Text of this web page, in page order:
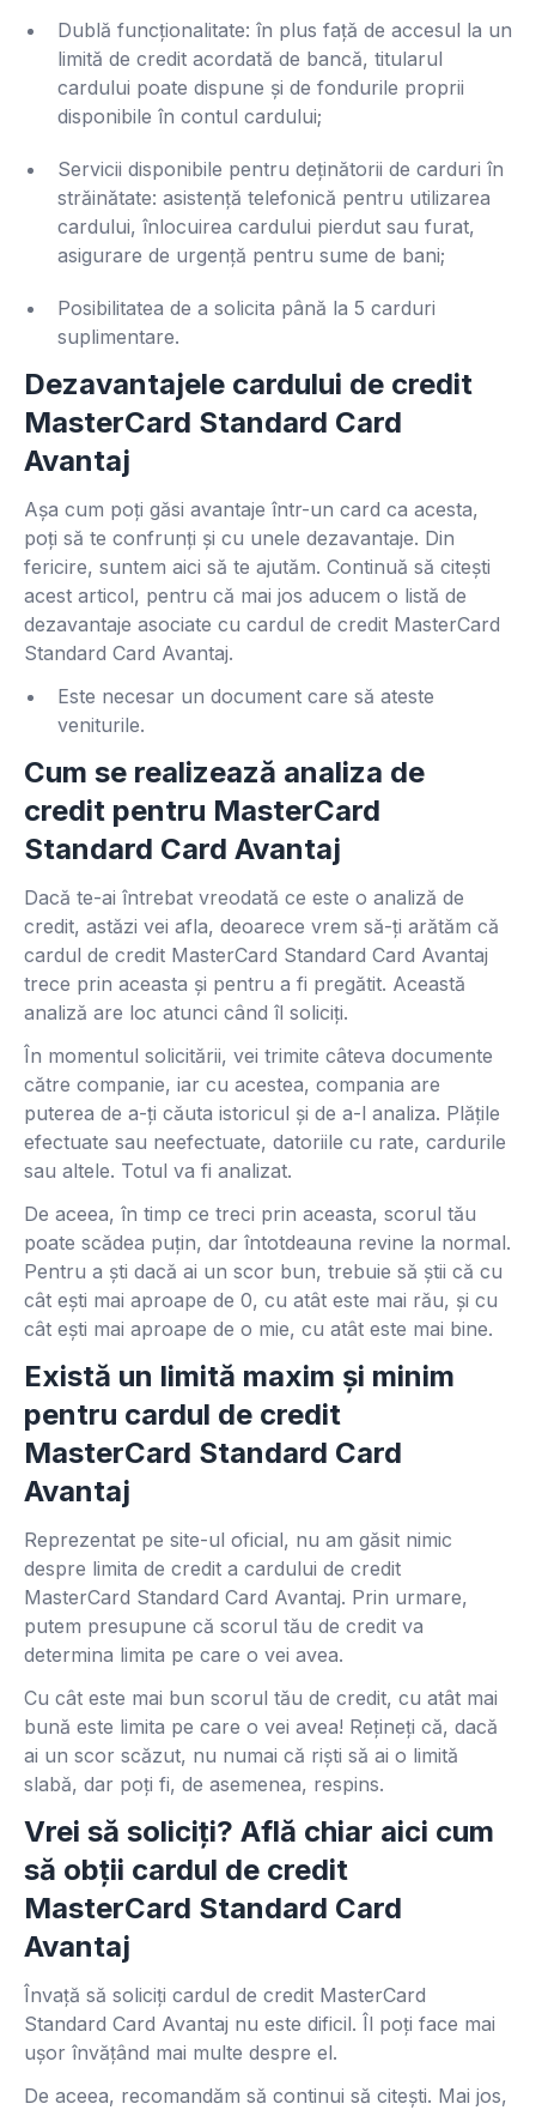
Dublă funcționalitate: în plus față de accesul la un
limită de credit acordată de bancă, titularul
cardului poate dispune și de fondurile proprii
disponibile în contul cardului;
Servicii disponibile pentru deținătorii de carduri în
străinătate: asistență telefonică pentru utilizarea
cardului, înlocuirea cardului pierdut sau furat,
asigurare de urgență pentru sume de bani;
Posibilitatea de a solicita până la 5 carduri
suplimentare.
Dezavantajele cardului de credit
MasterCard Standard Card
Avantaj
Așa cum poți găsi avantaje într-un card ca acesta,
poți să te confrunți și cu unele dezavantaje. Din
fericire, suntem aici să te ajutăm. Continuă să citești
acest articol, pentru că mai jos aducem o listă de
dezavantaje asociate cu cardul de credit MasterCard
Standard Card Avantaj.
Este necesar un document care să ateste
veniturile.
Cum se realizează analiza de
credit pentru MasterCard
Standard Card Avantaj
Dacă te-ai întrebat vreodată ce este o analiză de
credit, astăzi vei afla, deoarece vrem să-ți arătăm că
cardul de credit MasterCard Standard Card Avantaj
trece prin aceasta și pentru a fi pregătit. Această
analiză are loc atunci când îl soliciți.
În momentul solicitării, vei trimite câteva documente
către companie, iar cu acestea, compania are
puterea de a-ți căuta istoricul și de a-l analiza. Plățile
efectuate sau neefectuate, datoriile cu rate, cardurile
sau altele. Totul va fi analizat.
De aceea, în timp ce treci prin aceasta, scorul tău
poate scădea puțin, dar întotdeauna revine la normal.
Pentru a ști dacă ai un scor bun, trebuie să știi că cu
cât ești mai aproape de 0, cu atât este mai rău, și cu
cât ești mai aproape de o mie, cu atât este mai bine.
Există un limită maxim și minim
pentru cardul de credit
MasterCard Standard Card
Avantaj
Reprezentat pe site-ul oficial, nu am găsit nimic
despre limita de credit a cardului de credit
MasterCard Standard Card Avantaj. Prin urmare,
putem presupune că scorul tău de credit va
determina limita pe care o vei avea.
Cu cât este mai bun scorul tău de credit, cu atât mai
bună este limita pe care o vei avea! Rețineți că, dacă
ai un scor scăzut, nu numai că riști să ai o limită
slabă, dar poți fi, de asemenea, respins.
Vrei să soliciți? Află chiar aici cum
să obții cardul de credit
MasterCard Standard Card
Avantaj
Învață să soliciți cardul de credit MasterCard
Standard Card Avantaj nu este dificil. Îl poți face mai
ușor învățând mai multe despre el.
De aceea, recomandăm să continui să citești. Mai jos,